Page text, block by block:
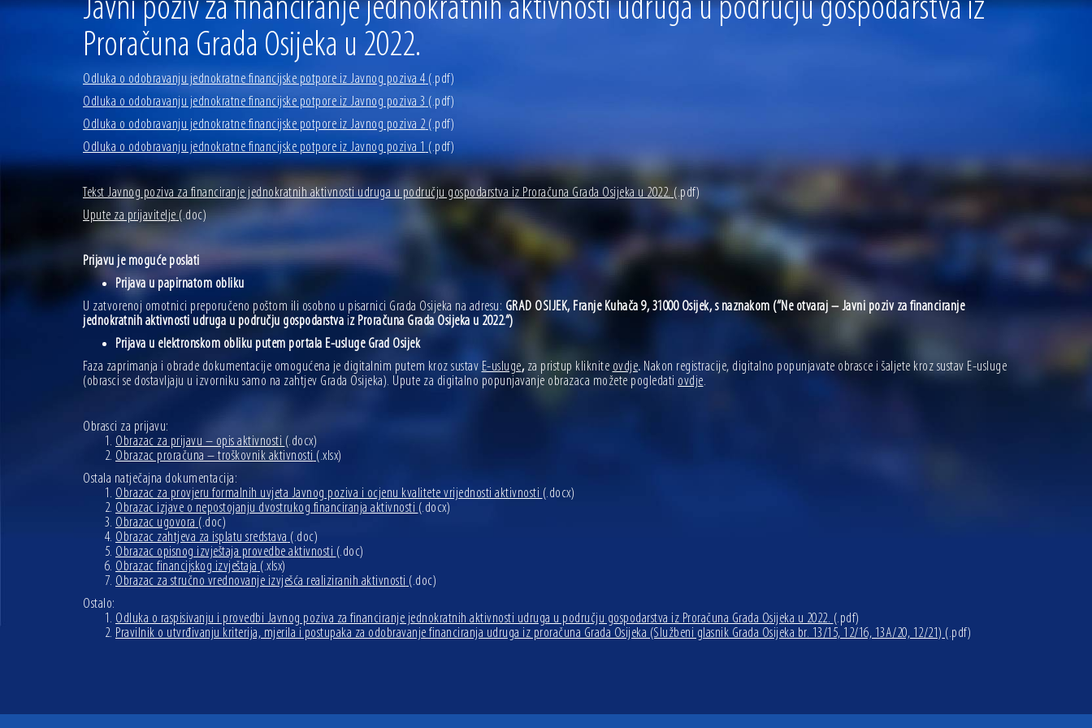
04.07.2026 | Zbog povoljnih vodostaja i pravodobnih mjera komarci ove godine pod kontrolom
04.08.2026 | U Osijeku obilježen Dan pobjede i domovinske zahvalnosti i Dan hrvatskih branitelja
Javni poziv za financiranje jednokratnih aktivnosti udruga u području gospodarstva iz
Proračuna Grada Osijeka u 2022.
Odluka o odobravanju jednokratne financijske potpore iz Javnog poziva 4 (.pdf)
Odluka o odobravanju jednokratne financijske potpore iz Javnog poziva 3 (.pdf)
Odluka o odobravanju jednokratne financijske potpore iz Javnog poziva 2 (.pdf)
Odluka o odobravanju jednokratne financijske potpore iz Javnog poziva 1 (.pdf)
Tekst Javnog poziva za financiranje jednokratnih aktivnosti udruga u području gospodarstva iz Proračuna Grada Osijeka u 2022. (.pdf)
Upute za prijavitelje (.doc)
Prijavu je moguće poslati
Prijava u papirnatom obliku
U zatvorenoj omotnici preporučeno poštom ili osobno u pisarnici Grada Osijeka na adresu: GRAD OSIJEK, Franje Kuhača 9, 31000 Osijek, s naznakom (“Ne otvaraj – Javni poziv za financiranje
jednokratnih aktivnosti udruga u području gospodarstva iz Proračuna Grada Osijeka u 2022.“)
Prijava u elektronskom obliku putem portala E-usluge Grad Osijek
Faza zaprimanja i obrade dokumentacije omogućena je digitalnim putem kroz sustav E-usluge, za pristup kliknite ovdje. Nakon registracije, digitalno popunjavate obrasce i šaljete kroz sustav E-usluge
(obrasci se dostavljaju u izvorniku samo na zahtjev Grada Osijeka). Upute za digitalno popunjavanje obrazaca možete pogledati ovdje.
Obrasci za prijavu:
Obrazac za prijavu – opis aktivnosti (.docx)
Obrazac proračuna – troškovnik aktivnosti (.xlsx)
Ostala natječajna dokumentacija:
Obrazac za provjeru formalnih uvjeta Javnog poziva i ocjenu kvalitete vrijednosti aktivnosti (.docx)
Obrazac izjave o nepostojanju dvostrukog financiranja aktivnosti (.docx)
Obrazac ugovora (.doc)
Obrazac zahtjeva za isplatu sredstava (.doc)
Obrazac opisnog izvještaja provedbe aktivnosti (.doc)
Obrazac financijskog izvještaja (.xlsx)
Obrazac za stručno vrednovanje izvješća realiziranih aktivnosti (.doc)
Ostalo:
Odluka o raspisivanju i provedbi Javnog poziva za financiranje jednokratnih aktivnosti udruga u području gospodarstva iz Proračuna Grada Osijeka u 2022. (.pdf)
Pravilnik o utvrđivanju kriterija, mjerila i postupaka za odobravanje financiranja udruga iz proračuna Grada Osijeka (Službeni glasnik Grada Osijeka br. 13/15, 12/16, 13A/20, 12/21) (.pdf)